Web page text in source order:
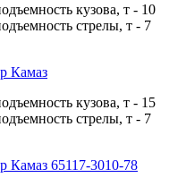
кузова, т - 10
стрелы, т - 7
Камаз
кузова, т - 15
стрелы, т - 7
Камаз 65117-3010-78